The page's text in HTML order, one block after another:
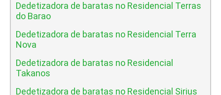
Dedetizadora de baratas no Residencial Terras
do Barao
Dedetizadora de baratas no Residencial Terra
Nova
Dedetizadora de baratas no Residencial
Takanos
Dedetizadora de baratas no Residencial Sirius